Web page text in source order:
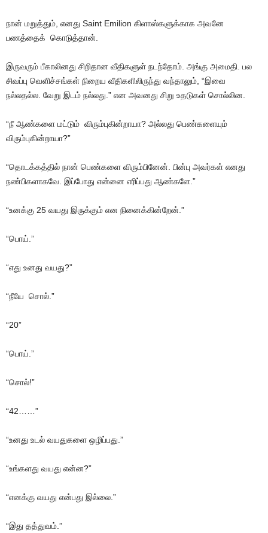
நான் மறுத்தும், எனது Saint Emilion கிளாஸ்களுக்காக அவனே
பணத்தைக் கொடுத்தான்.
இருவரும் பீகாலினது சிறிதான வீதிகளுள் நடந்தோம். அங்கு அமைதி. பல
சிவப்பு வெளிச்சங்கள் நிறைய வீதிகளிலிருந்து வந்தாலும், “இவை
நல்லதல்ல. வேறு இடம் நல்லது.” என அவனது சிறு உதடுகள் சொல்லின.
“நீ ஆண்களை மட்டும் விரும்புகின்றாயா? அல்லது பெண்களையும்
விரும்புகின்றாயா?”
“தொடக்கத்தில் நான் பெண்களை விரும்பினேன். பின்பு அவர்கள் எனது
நண்பிகளாகவே. இப்போது என்னை எரிப்பது ஆண்களே.”
“உனக்கு 25 வயது இருக்கும் என நினைக்கின்றேன்.”
“பொய்.”
“எது உனது வயது?”
“நீயே சொல்.”
“20”
“பொய்.”
“சொல்!”
“42……”
“உனது உடல் வயதுகளை ஒழிப்பது.”
“உங்களது வயது என்ன?”
“எனக்கு வயது என்பது இல்லை.”
“இது தத்துவம்.”